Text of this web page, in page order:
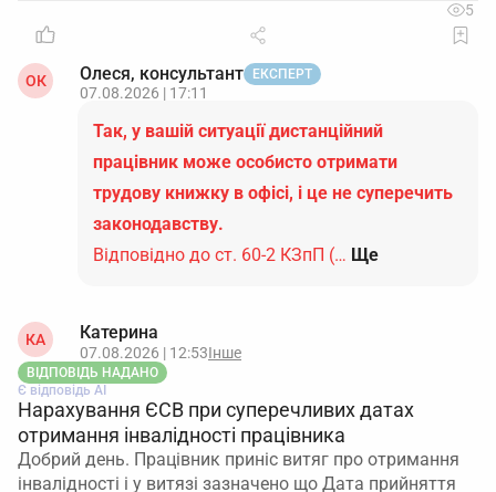
5
ОК Олеся, консультант ЕКСПЕРТ
07.08.2026 | 17:11
Так, у вашій ситуації дистанційний
працівник може особисто отримати
трудову книжку в офісі, і це не суперечить
законодавству.
Відповідно до ст. 60-2 КЗпП (… Ще
КА Катерина
07.08.2026 | 12:53Інше
ВІДПОВІДЬ НАДАНО
Є відповідь АІ
Нарахування ЄСВ при суперечливих датах
отримання інвалідності працівника
Добрий день. Працівник приніс витяг про отримання
інвалідності і у витязі зазначено що Дата прийняття